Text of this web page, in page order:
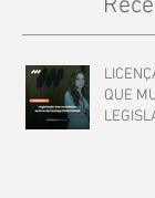
QUE